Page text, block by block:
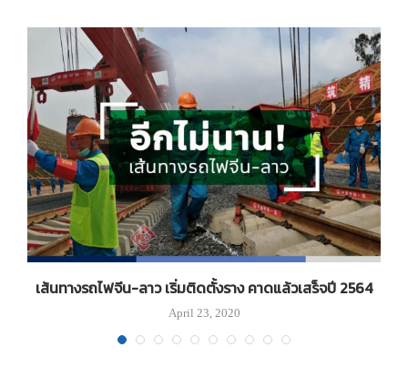
เส้นทางรถไฟจีน-ลาว เริ่มติดตั้งราง คาดแล้วเสร็จปี 2564
April 23, 2020